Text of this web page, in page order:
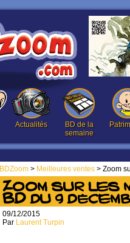
Actualités
BD de la
semaine
BDZoom > Meilleures ventes > Zoom
Zoom sur les
BD du 9
09/12/2015
Par Laurent Turpin